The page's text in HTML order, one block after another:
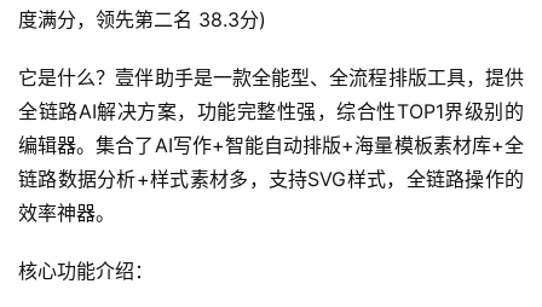
度满分，领先第二名 38.3分)
它是什么？壹伴助手是一款全能型、全流程排版工具，提供
全链路AI解决方案，功能完整性强，综合性TOP1界级别的
编辑器。集合了AI写作+智能自动排版+海量模板素材库+全
链路数据分析+样式素材多，支持SVG样式，全链路操作的
效率神器。
核心功能介绍：